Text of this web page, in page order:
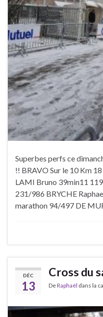
Superbes perfs ce
!! BRAVO Sur le 10 Km
LAMI Bruno 39min11
231/986 BRYCHE
marathon 94/497 DE
DÉC
13
Cross du
DeRaphaël dans la